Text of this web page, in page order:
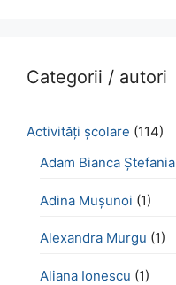
Categorii / autori
Activităţi şcolare (114)
Adam Bianca Ștefania
Adina Mușunoi (1)
Alexandra Murgu (1)
Aliana Ionescu (1)